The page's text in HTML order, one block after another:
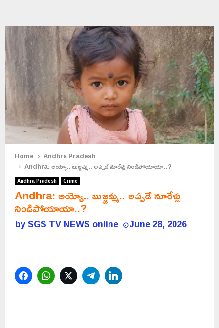
Home
Andhra Pradesh
Andhra: అయ్యో.. బుజ్జమ్మ.. అప్పడే నూరేళ్లు నిండిపోయాయా..?
Andhra Pradesh Crime
Andhra: అయ్యో.. బుజ్జమ్మ.. అప్పడే నూరేళ్లు
నిండిపోయాయా..?
bySGS TV NEWS online June 28, 2026
FacebookWhatsAppTwitterTelegram